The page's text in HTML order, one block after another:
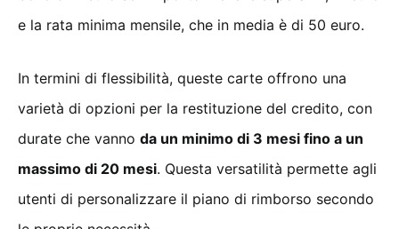
e la rata minima mensile, che in media è di 50 euro.
In termini di flessibilità, queste carte offrono una
varietà di opzioni per la restituzione del credito, con
durate che vanno da un minimo di 3 mesi fino a un
massimo di 20 mesi. Questa versatilità permette agli
utenti di personalizzare il piano di rimborso secondo